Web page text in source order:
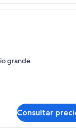
Un
grande
Consultar